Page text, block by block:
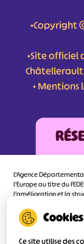
•Copyright
•Site officiel
Châtellerault
•Mentions
L'Agence
l’Europe au titre du
l’amélioration et la
d’orienter au mieux le
Ce site utilise des